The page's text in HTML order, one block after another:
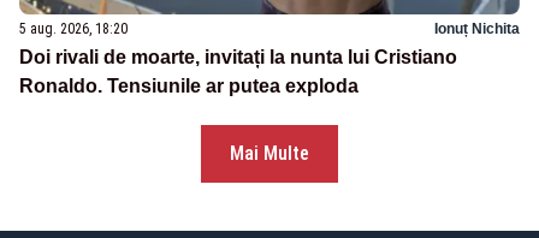
5 aug. 2026, 18:20 Ionuț Nichita
Doi rivali de moarte, invitați la nunta lui Cristiano
Ronaldo. Tensiunile ar putea exploda
Mai Multe